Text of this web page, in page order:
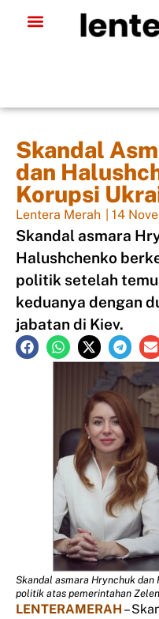
Skandal
dan
Korupsi
Lentera Merah 14
Skandal asmara
Halushchenko
politik setelah
keduanya dengan
jabatan di Kiev.
Skandal asmara Hrynchuk
politik atas pemerintahan
LENTERAMERAH –